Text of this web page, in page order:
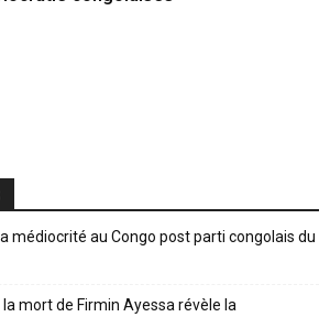
médiocrité au Congo post parti congolais du
la mort de Firmin Ayessa révèle la